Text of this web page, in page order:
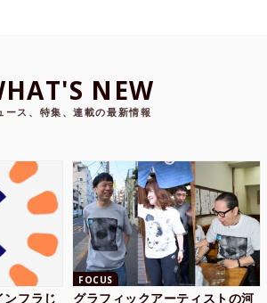
NEW
ース、特集、連載の最新情報
ンフラじ
FOCUS
グラフィックアーティストの河